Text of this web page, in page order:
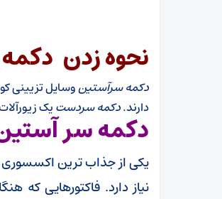
نحوه زدن
دکمه سرآستینوسایل تزیینی
دارند.دکمه سردستیک
دکمه سر
یکی از جذاب ترین
نیاز دارد. فاکتورهایی که